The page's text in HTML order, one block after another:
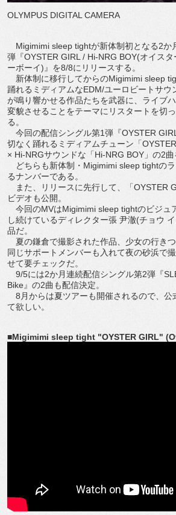
OLYMPUS DIGITAL CAMERA
Migimimi sleep tightが新体制初となる2か
弾『OYSTER GIRL / Hi-NRG BOY(オイス
ーボーイ)』を8/8にリリースする。
新体制に移行してからのMigimimi sleep
踊れるミディアムなEDM/ユーロビートサウ
が鳴り響かせる作品たちを武器に、ライブ
変貌させることをテーマにリスタートを切
る。
今回の配信シングル第1弾『OYSTER
切なく踊れるミディアムチューン「
× Hi-NRGサウンドな「Hi-NRG BOY」の2曲
どちらも新体制・Migimimi sleep tightの
るナンバーである。
また、リリースに先行して、「OYSTER
ビデオも公開。
今回のMVはMigimimi sleep tightのビジュ
し続けているディレクター張 尹澈(チョウ
品だ。
夏の鎌倉で撮影された作品、少女の行き
同じサポートメンバーも入れて夜の砂浜で
せて要チェックだ。
9/5には2か月連続配信シングル第2弾『
Bike』の2曲も配信決定。
8月からは夏ツアーも開催されるので、公
て欲しい。
■Migimimi sleep tight "OYSTER GIRL"